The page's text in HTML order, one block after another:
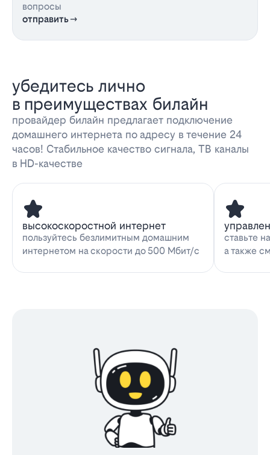
вопросы
отправить
убедитесь лично
в преимуществах билайн
провайдер билайн предлагает подключение
домашнего интернета по адресу в течение 24
часов! Стабильное качество сигнала, ТВ каналы
в HD-качестве
высокоскоростной интернет
пользуйтесь безлимитным домашним
интернетом на скорости до 500 Мбит/с
ставьте
а также